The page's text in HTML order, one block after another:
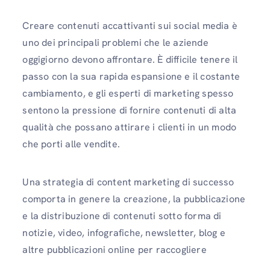
Creare contenuti accattivanti sui social media è
uno dei principali problemi che le aziende
oggigiorno devono affrontare. È difficile tenere il
passo con la sua rapida espansione e il costante
cambiamento, e gli esperti di marketing spesso
sentono la pressione di fornire contenuti di alta
qualità che possano attirare i clienti in un modo
che porti alle vendite.
Una strategia di content marketing di successo
comporta in genere la creazione, la pubblicazione
e la distribuzione di contenuti sotto forma di
notizie, video, infografiche, newsletter, blog e
altre pubblicazioni online per raccogliere